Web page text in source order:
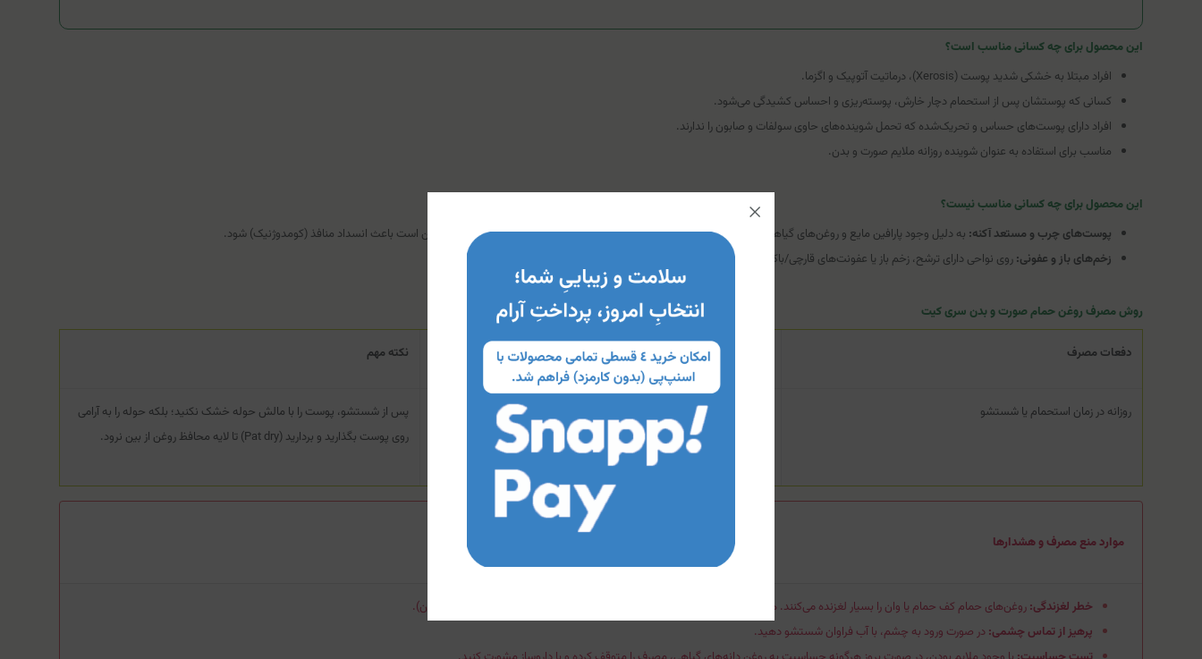
این محصول برای چه کسانی مناسب است؟
افراد مبتلا به خشکی شدید پوست (Xerosis)، درماتیت آتوپیک و اگزما.
کسانی که پوستشان پس از استحمام دچار خارش، پوسته‌ریزی و احساس کشیدگی می‌شود.
افراد دارای پوست‌های حساس و تحریک‌شده که تحمل شوینده‌های حاوی سولفات و صابون را ندارند.
مناسب برای استفاده به عنوان شوینده روزانه ملایم صورت و بدن.
این محصول برای چه کسانی مناسب نیست؟
پوست‌های چرب و مستعد آکنه: به دلیل وجود پارافین مایع و روغن‌های گیاهی، استفاده از این محصول در نواحی مستعد جوش (صورت، سینه و پشت) ممکن است باعث انسداد منافذ (کومدوژنیک) شود.
زخم‌های باز و عفونی:روی نواحی دارای ترشح، زخم باز یا عفونت‌های قارچی/باکتریایی فعال استفاده نشود.
روش مصرف روغن حمام صورت و بدن سری کیت
دفعات مصرف نحوه استفاده نکته مهم
روزانه در زمان استحمام یا شستشو
مقداری از روغن را روی پوست مرطوب ماساژ دهید تا پخش شود و سپس با آب
ولرم (نه داغ) آبکشی کنید. همچنین می‌توانید در وان حمام چند پمپ از آن را
پس از شستشو، پوست را با مالش حوله خشک نکنید؛ بلکه حوله را به آرامی
روی پوست بگذارید و بردارید (Pat dry) تا لایه محافظ روغن از بین نرود.
موارد منع مصرف و هشدارها
خطر لغزندگی:روغن‌های حمام کف حمام یا وان را بسیار لغزنده می‌کنند. هنگام حرکت در حمام احتیاط کامل داشته باشید (به‌ویژه برای سالمندان و کودکان).
پرهیز از تماس چشمی:در صورت ورود به چشم، با آب فراوان شستشو دهید.